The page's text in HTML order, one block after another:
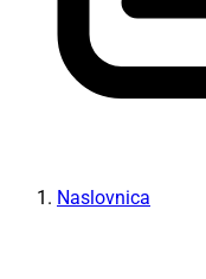
Naslovnica